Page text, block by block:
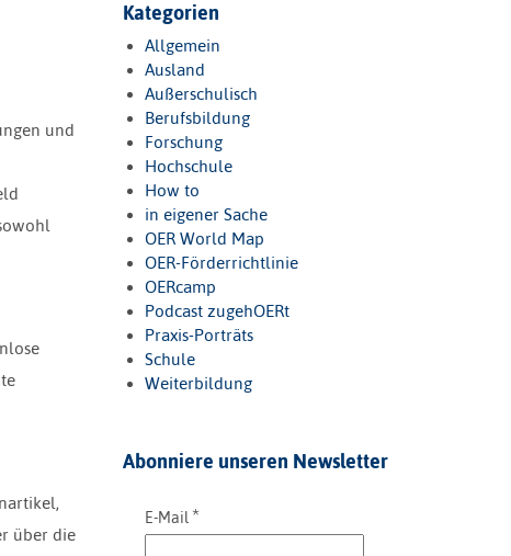
und
über die
Kategorien
Allgemein
Ausland
Außerschulisch
Berufsbildung
Forschung
Hochschule
How to
in eigener Sache
OER World Map
OER-Förderrichtlinie
OERcamp
Podcast zugehOERt
Praxis-Porträts
Schule
Weiterbildung
Abonniere unseren Newsletter
E-Mail *